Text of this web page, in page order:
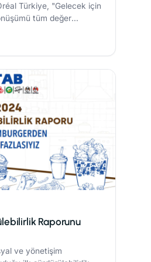
Türkiye, "Gelecek için
tüm değer
Raporunu
ve yönetişim